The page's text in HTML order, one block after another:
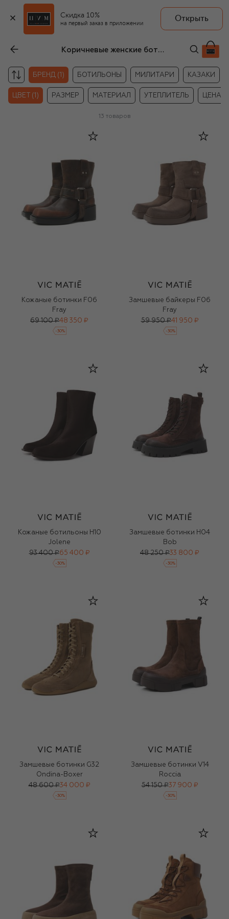
Скидка 10%
на первый заказ в приложении
Открыть
Коричневые женские ботинки и ботильоны Vic Matie
БРЕНД (1) БОТИЛЬОНЫ МИЛИТАРИ КАЗАКИ
ЦВЕТ (1) РАЗМЕР МАТЕРИАЛ УТЕПЛИТЕЛЬ ЦЕНА
13 товаров
Кожаные ботинки F06
Fray
69 100 ₽48 350 ₽
-30%
Замшевые байкеры F06
Fray
59 950 ₽41 950 ₽
-30%
Кожаные ботильоны H10
Jolene
93 400 ₽65 400 ₽
-30%
Замшевые ботинки H04
Bob
48 250 ₽33 800 ₽
-30%
Замшевые ботинки G32
Ondina-Boxer
48 600 ₽34 000 ₽
-30%
Замшевые ботинки V14
Roccia
54 150 ₽37 900 ₽
-30%